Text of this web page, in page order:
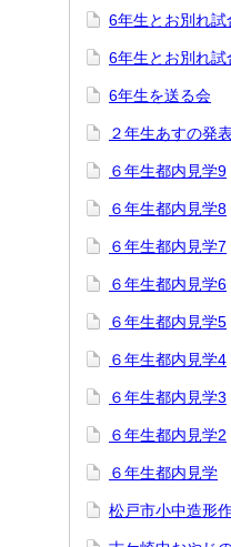
6年生とお別れ試
6年生とお別れ試
6年生を送る会
２年生あすの発
６年生都内見学9
６年生都内見学8
６年生都内見学7
６年生都内見学6
６年生都内見学5
６年生都内見学4
６年生都内見学3
６年生都内見学2
６年生都内見学
松戸市小中造形